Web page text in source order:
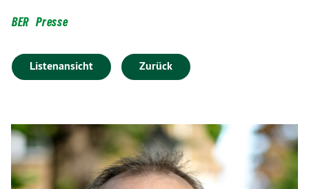
BER Presse
Listenansicht Zurück